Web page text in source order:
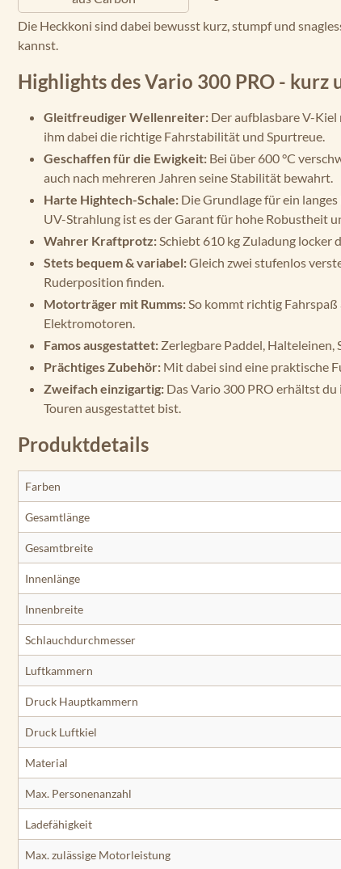
Die Heckkoni sind dabei bewusst kurz, stumpf und
kannst.
Highlights des Vario 300 PRO - kurz
Gleitfreudiger Wellenreiter: Der aufblasbare V-
ihm dabei die richtige Fahrstabilität und Spurtreue.
Geschaffen für die Ewigkeit: Bei über 600 °C
auch nach mehreren Jahren seine Stabilität bewahrt.
Harte Hightech-Schale: Die Grundlage für ein
UV-Strahlung ist es der Garant für hohe Robustheit
Wahrer Kraftprotz:Schiebt 610 kg Zuladung locker
Stets bequem & variabel:Gleich zwei stufenlos
Ruderposition finden.
Motorträger mit Rumms:So kommt richtig
Elektromotoren.
Famos ausgestattet: Zerlegbare Paddel, Halteleinen,
Prächtiges Zubehör: Mit dabei sind eine praktische
Zweifach einzigartig: Das Vario 300 PRO erhältst
Touren ausgestattet bist.
Produktdetails
Farben
Gesamtlänge
Gesamtbreite
Innenlänge
Innenbreite
Schlauchdurchmesser
Luftkammern
Druck Hauptkammern
Druck Luftkiel
Material
Max. Personenanzahl
Ladefähigkeit
Max. zulässige Motorleistung